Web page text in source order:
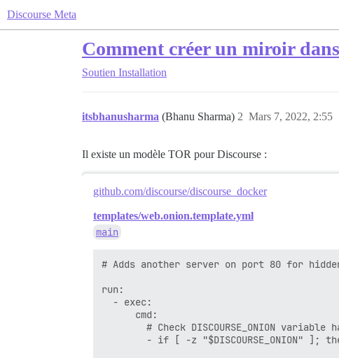
Discourse Meta
Comment créer un miroir
Soutien Installation
itsbhanusharma (Bhanu Sharma) Mars 7, 2022, 2:55
2
Il existe un modèle TOR pour Discourse :
github.com/discourse/discourse_docker
templates/web.onion.template.yml
main
# Adds another server on port 80 for
run:
  - exec:
      cmd:
# Check DISCOURSE_ONION variable
- if [ -z "$DISCOURSE_ONION" ];